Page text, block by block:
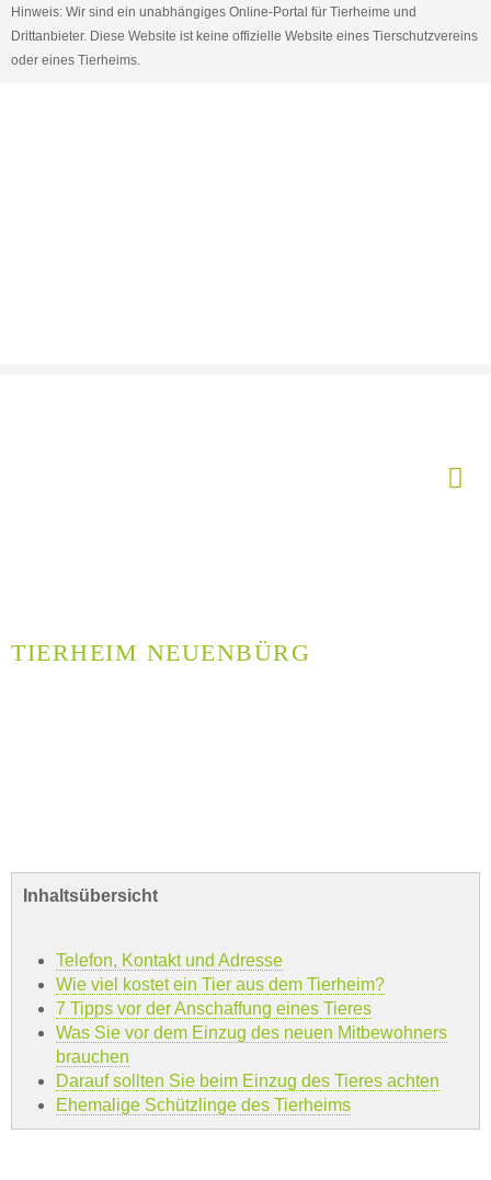
Hinweis: Wir sind ein unabhängiges Online-Portal für Tierheime und
Drittanbieter. Diese Website ist keine offizielle Website eines Tierschutzvereins
oder eines Tierheims.
TIERHEIM NEUENBÜRG
Inhaltsübersicht
Telefon, Kontakt und Adresse
Wie viel kostet ein Tier aus dem Tierheim?
7 Tipps vor der Anschaffung eines Tieres
Was Sie vor dem Einzug des neuen Mitbewohners
brauchen
Darauf sollten Sie beim Einzug des Tieres achten
Ehemalige Schützlinge des Tierheims